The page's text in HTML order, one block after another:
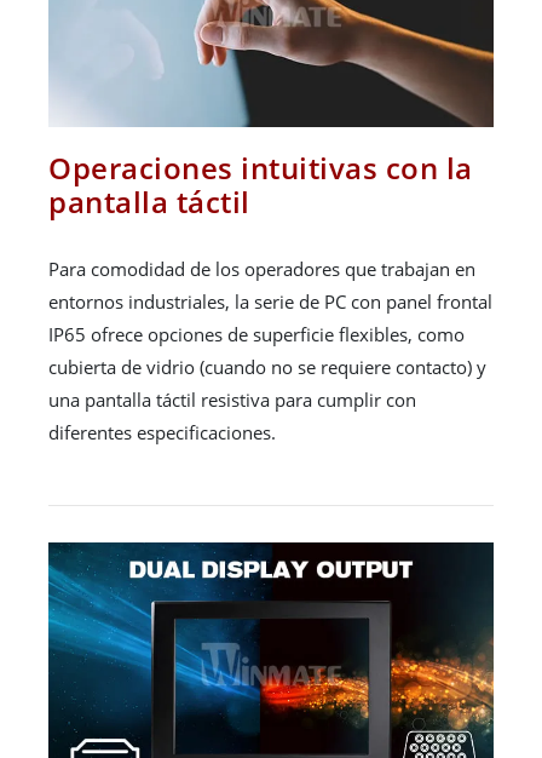
Operaciones intuitivas con la
pantalla táctil
Para comodidad de los operadores que trabajan en
entornos industriales, la serie de PC con panel frontal
IP65 ofrece opciones de superficie flexibles, como
cubierta de vidrio (cuando no se requiere contacto) y
una pantalla táctil resistiva para cumplir con
diferentes especificaciones.